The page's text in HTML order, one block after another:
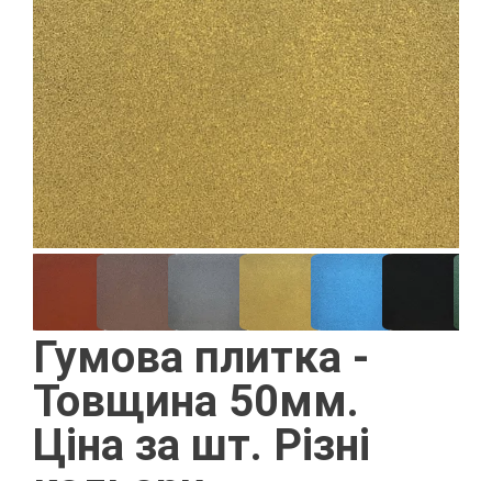
Гумова плитка -
Товщина 50мм.
Ціна за шт. Різні